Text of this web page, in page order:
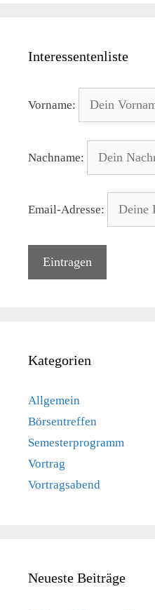
Interessentenliste
Vorname:
Nachname:
Email-Adresse:
Kategorien
Allgemein
Börsentreffen
Semesterprogramm
Vortrag
Vortragsabend
Neueste Beiträge